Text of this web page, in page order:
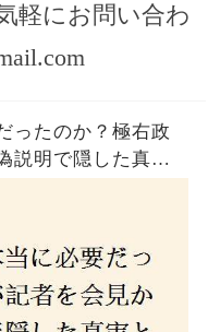
軽にお問い合わ
ったのか？極右政
説明で隠した真実